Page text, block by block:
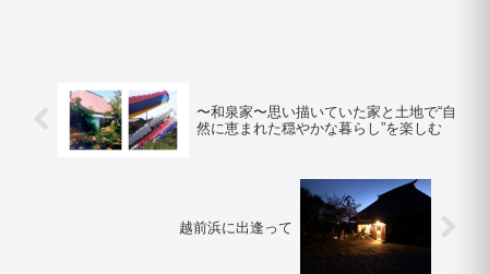
〜和泉家〜思い描いていた家と土地で“自
然に恵まれた穏やかな暮らし”を楽しむ
越前浜に出逢って